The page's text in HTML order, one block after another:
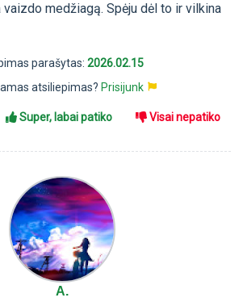
medžiagą. Spėju dėl to ir vilkina
parašytas: 2026.02.15
atsiliepimas? Prisijunk
Super, labai patiko Visai nepatiko
A.